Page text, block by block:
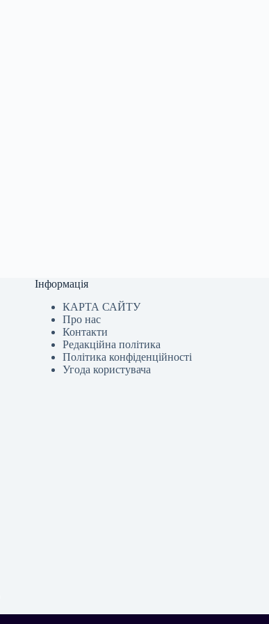
Інформація
КАРТА САЙТУ
Про нас
Контакти
Редакційна політика
Політика конфіденційності
Угода користувача